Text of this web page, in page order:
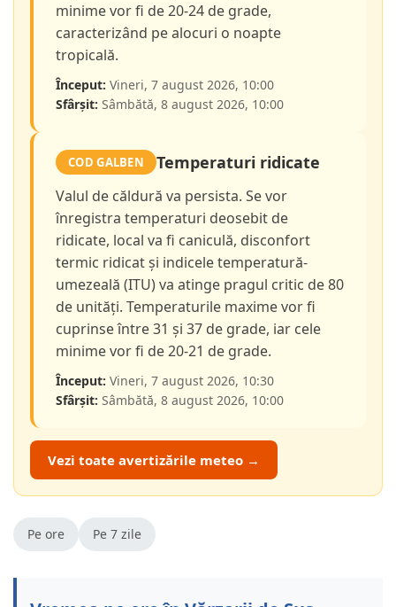
minime vor fi de 20-24 de grade,
caracterizând pe alocuri o noapte
tropicală.
Început: Vineri, 7 august 2026, 10:00
Sfârșit: Sâmbătă, 8 august 2026, 10:00
COD GALBEN Temperaturi ridicate
Valul de căldură va persista. Se vor
înregistra temperaturi deosebit de
ridicate, local va fi caniculă, disconfort
termic ridicat și indicele temperatură-
umezeală (ITU) va atinge pragul critic de 80
de unități. Temperaturile maxime vor fi
cuprinse între 31 și 37 de grade, iar cele
minime vor fi de 20-21 de grade.
Început: Vineri, 7 august 2026, 10:30
Sfârșit: Sâmbătă, 8 august 2026, 10:00
Vezi toate avertizările meteo →
Pe ore Pe 7 zile